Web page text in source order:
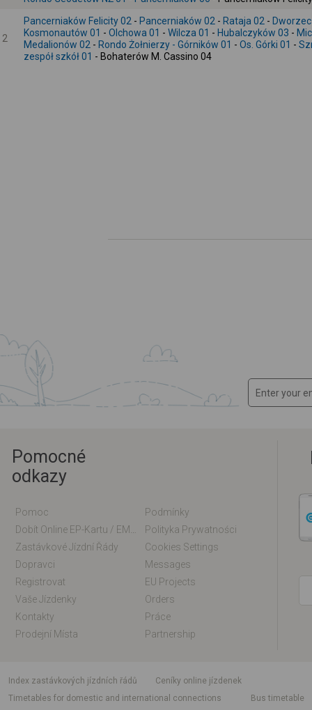
2
Pancerniaków Felicity 02 - Pancerniaków 02 - Rataja 02 -
Kosmonautów 01 - Olchowa 01 - Wilcza 01 - Hubalczyków 03 -
Medalionów 02 - Rondo Żołnierzy - Górników 01 - Os. Górki 01 -
zespół szkół 01 - Bohaterów M. Cassino 04
Pomocné
odkazy
Pomoc
Podmínky
Polityka Prywatności
Zastávkové Jízdní Řády
Cookies Settings
Dopravci
Messages
Registrovat
EU Projects
Vaše Jízdenky
Orders
Kontakty
Práce
Prodejní Místa
Partnership
index zastávkových jízdních řádů
Ceníky online jízdenek
Timetables for domestic and international connections
Bus timetable